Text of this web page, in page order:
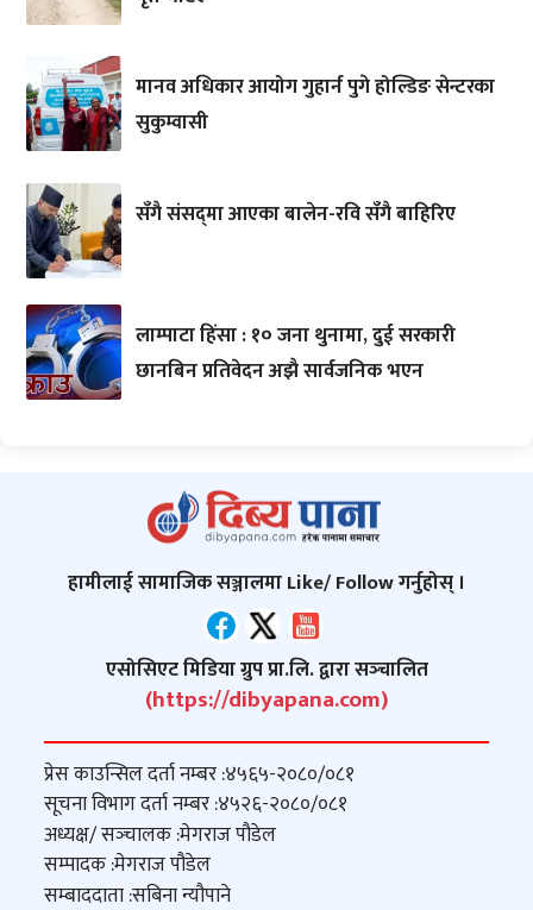
मानव अधिकार आयोग गुहार्न पुगे होल्डिङ सेन्टरका
सुकुम्वासी
सँगै संसद्‌मा आएका बालेन-रवि सँगै बाहिरिए
लाम्पाटा हिंसा : १० जना थुनामा, दुई सरकारी
छानबिन प्रतिवेदन अझै सार्वजनिक भएन
हामीलाई सामाजिक सञ्जालमा Like/ Follow गर्नुहोस् ।
एसोसिएट मिडिया ग्रुप प्रा.लि. द्वारा सञ्‍चालित
(https://dibyapana.com)
प्रेस काउन्सिल दर्ता नम्बर :४५६५-२०८०/०८१
सूचना विभाग दर्ता नम्बर :४५२६-२०८०/०८१
अध्यक्ष/ सञ्‍चालक :मेगराज पौडेल
सम्पादक :मेगराज पौडेल
सम्बाददाता :सबिना न्यौपाने